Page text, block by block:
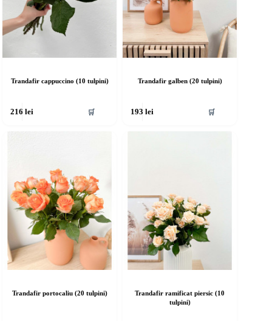
Trandafir cappuccino (10 tulpini)
216lei 🛒
Trandafir galben (20 tulpini)
193lei 🛒
Trandafir portocaliu (20 tulpini)
Trandafir ramificat piersic (10
tulpini)